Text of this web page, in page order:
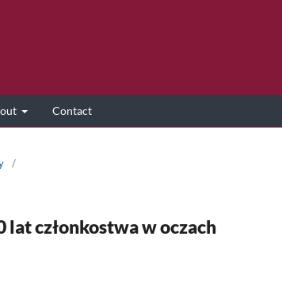
Contact
/
członkostwa w oczach